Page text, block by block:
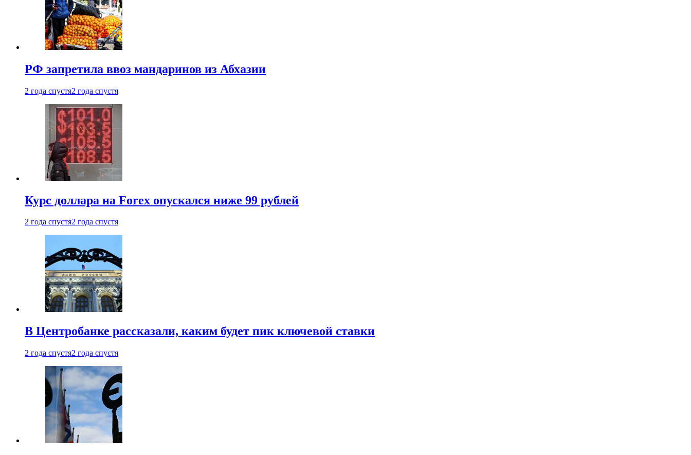
РФ запретила ввоз мандаринов из Абхазии
2 года спустя2 года спустя
Курс доллара на Forex опускался ниже 99 рублей
2 года спустя2 года спустя
В Центробанке рассказали, каким будет пик ключевой ставки
2 года спустя2 года спустя